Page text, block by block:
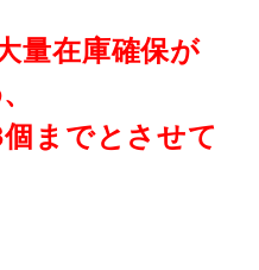
量在庫確保が
までとさせて